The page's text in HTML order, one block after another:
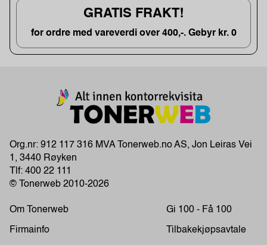
GRATIS FRAKT!
for ordre med vareverdi over 400,-. Gebyr kr. 0
Org.nr: 912 117 316 MVA Tonerweb.no AS, Jon Leiras Vei
1, 3440 Røyken
Tlf: 400 22 111
© Tonerweb 2010-2026
Om Tonerweb
Firmainfo
Gi 100 - Få 100
Tilbakekjøpsavtale